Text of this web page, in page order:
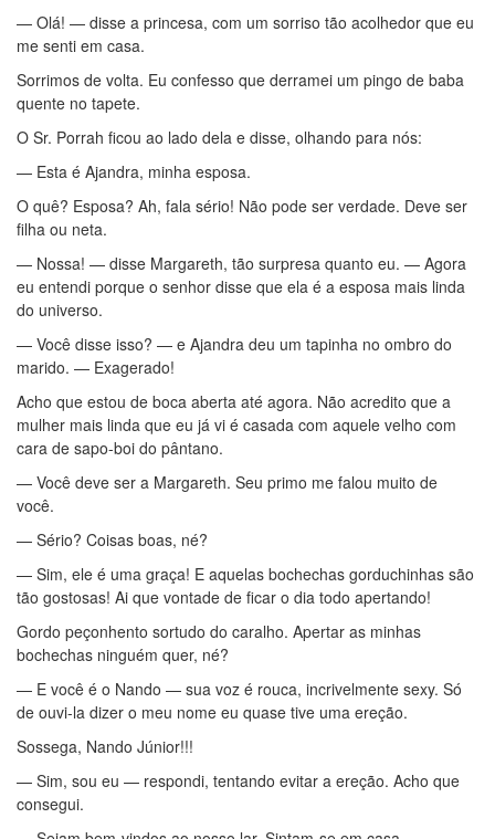
— Olá! — disse a princesa, com um sorriso tão acolhedor que eu
me senti em casa.
Sorrimos de volta. Eu confesso que derramei um pingo de baba
quente no tapete.
O Sr. Porrah ficou ao lado dela e disse, olhando para nós:
— Esta é Ajandra, minha esposa.
O quê? Esposa? Ah, fala sério! Não pode ser verdade. Deve ser
filha ou neta.
— Nossa! — disse Margareth, tão surpresa quanto eu. — Agora
eu entendi porque o senhor disse que ela é a esposa mais linda
do universo.
— Você disse isso? — e Ajandra deu um tapinha no ombro do
marido. — Exagerado!
Acho que estou de boca aberta até agora. Não acredito que a
mulher mais linda que eu já vi é casada com aquele velho com
cara de sapo-boi do pântano.
— Você deve ser a Margareth. Seu primo me falou muito de
você.
— Sério? Coisas boas, né?
— Sim, ele é uma graça! E aquelas bochechas gorduchinhas são
tão gostosas! Ai que vontade de ficar o dia todo apertando!
Gordo peçonhento sortudo do caralho. Apertar as minhas
bochechas ninguém quer, né?
— E você é o Nando — sua voz é rouca, incrivelmente sexy. Só
de ouvi-la dizer o meu nome eu quase tive uma ereção.
Sossega, Nando Júnior!!!
— Sim, sou eu — respondi, tentando evitar a ereção. Acho que
consegui.